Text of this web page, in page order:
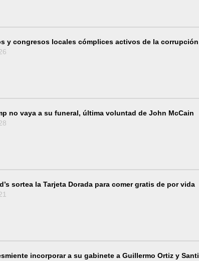
y congresos locales cómplices activos de la corrupción
no vaya a su funeral, última voluntad de John McCain
sortea la Tarjeta Dorada para comer gratis de por vida
incorporar a su gabinete a Guillermo Ortiz y